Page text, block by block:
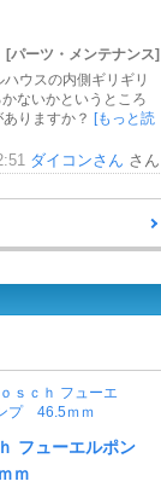
[パーツ・メンテナンス]
ウスの内側ギリギリ
ないかというところ
りますか？ [もっと読
ダイコンさん さん
フューエルポン
ｍ